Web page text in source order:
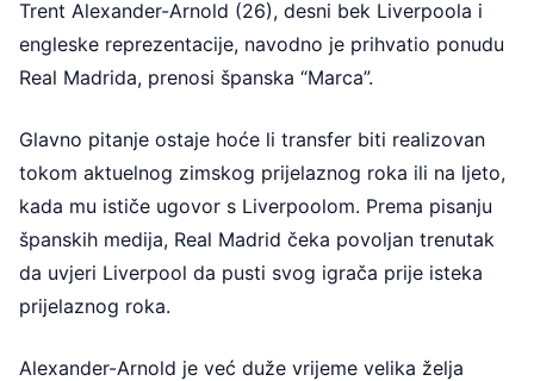
Trent Alexander-Arnold (26), desni bek Liverpoola i
engleske reprezentacije, navodno je prihvatio ponudu
Real Madrida, prenosi španska “Marca”.
Glavno pitanje ostaje hoće li transfer biti realizovan
tokom aktuelnog zimskog prijelaznog roka ili na ljeto,
kada mu ističe ugovor s Liverpoolom. Prema pisanju
španskih medija, Real Madrid čeka povoljan trenutak
da uvjeri Liverpool da pusti svog igrača prije isteka
prijelaznog roka.
Alexander-Arnold je već duže vrijeme velika želja